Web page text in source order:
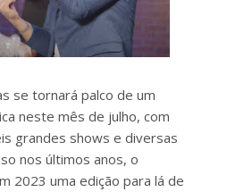
se tornará palco de um
neste mês de julho, com
grandes shows e diversas
nos últimos anos, o
2023 uma edição para lá de